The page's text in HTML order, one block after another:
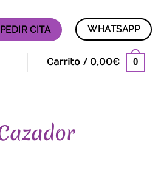
PEDIR CITA WHATSAPP
Carrito / 0,00€ 0